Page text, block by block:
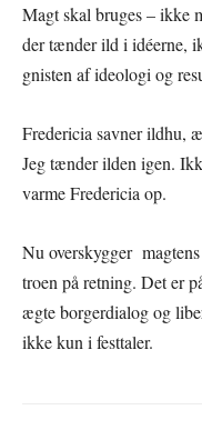
Magt skal bruges – ikke
der tænder ild i idéerne,
gnisten af ideologi og
Fredericia savner ildhu,
Jeg tænder ilden igen.
varme Fredericia op.
Nu overskygger
troen på retning. Det er
ægte borgerdialog og
ikke kun i festtaler.